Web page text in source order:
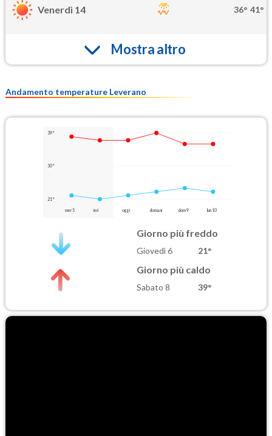
Venerdì 14 36° 41°
Mostra altro
Andamento temperature Leverano
39°
30°
21°
mer 5 ieri oggi domani dom 9 lun 10
Giorno più freddo
Giovedì 6 21°
Giorno più caldo
Sabato 8 39°